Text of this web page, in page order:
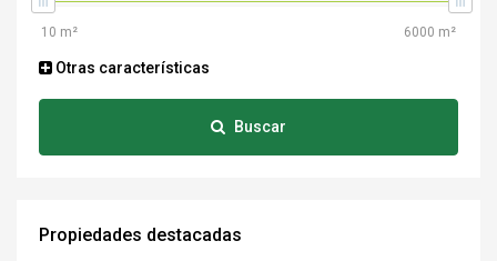
Otras características
Buscar
Propiedades destacadas